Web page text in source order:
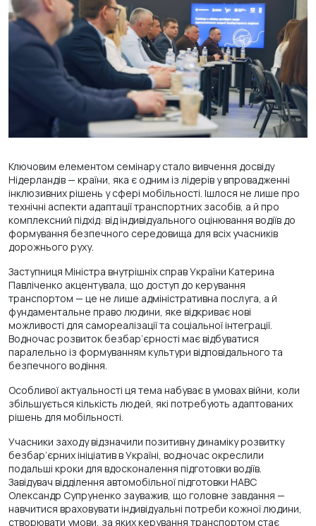
Ключовим елементом семінару стало вивчення досвіду
Нідерландів — країни, яка є одним із лідерів у впровадженні
інклюзивних рішень у сфері мобільності. Ішлося не лише про
технічні аспекти адаптації транспортних засобів, а й про
комплексний підхід: від індивідуального оцінювання водіїв до
формування безпечного середовища для всіх учасників
дорожнього руху.
Заступниця Міністра внутрішніх справ України Катерина
Павліченко акцентувала, що доступ до керування
транспортом — це не лише адміністративна послуга, а й
фундаментальне право людини, яке відкриває нові
можливості для самореалізації та соціальної інтеграції.
Водночас розвиток безбар’єрності має відбуватися
паралельно із формуванням культури відповідального та
безпечного водіння.
Особливої актуальності ця тема набуває в умовах війни, коли
збільшується кількість людей, які потребують адаптованих
рішень для мобільності.
Учасники заходу відзначили позитивну динаміку розвитку
безбар’єрних ініціатив в Україні, водночас окреслили
подальші кроки для вдосконалення підготовки водіїв.
Завідувач відділення автомобільної підготовки НАВС
Олександр Супруненко зауважив, що головне завдання —
навчитися враховувати індивідуальні потреби кожної людини,
створювати умови, за яких керування транспортом стає